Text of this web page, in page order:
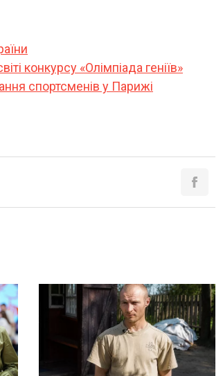
конкурсу «Олімпіада геніїв»
спортсменів у Парижі